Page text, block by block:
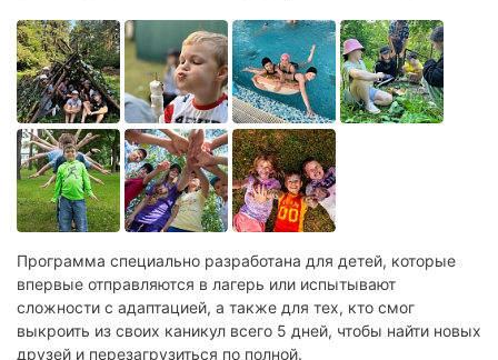
Программа специально разработана для детей, которые
впервые отправляются в лагерь или испытывают
сложности с адаптацией, а также для тех, кто смог
выкроить из своих каникул всего 5 дней, чтобы найти новых
друзей и перезагрузиться по полной.